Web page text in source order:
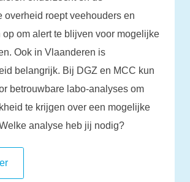
overheid roept veehouders en
op om alert te blijven voor mogelijke
Ook in Vlaanderen is
belangrijk. Bij DGZ en MCC kun
betrouwbare labo-analyses om
te krijgen over een mogelijke
analyse heb jij nodig?